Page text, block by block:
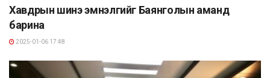
Хавдрын шинэ эмнэлгийг Баянголын аманд
барина
2025-01-06 17:48